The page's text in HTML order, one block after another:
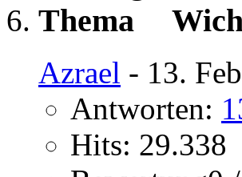
Azrael - 13.
Antworten:
Hits: 29.338